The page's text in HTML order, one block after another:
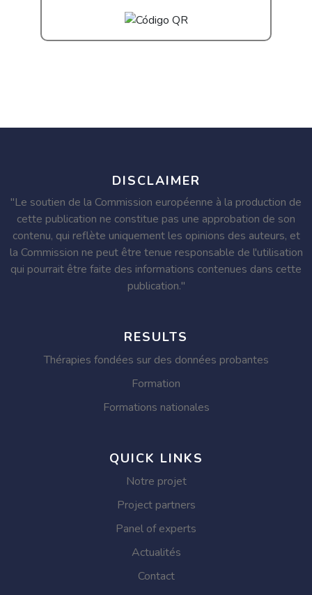
DISCLAIMER
"Le soutien de la Commission européenne à la production de
cette publication ne constitue pas une approbation de son
contenu, qui reflète uniquement les opinions des auteurs, et
la Commission ne peut être tenue responsable de l'utilisation
qui pourrait être faite des informations contenues dans cette
publication."
RESULTS
Thérapies fondées sur des données probantes
Formation
Formations nationales
QUICK LINKS
Notre projet
Project partners
Panel of experts
Actualités
Contact